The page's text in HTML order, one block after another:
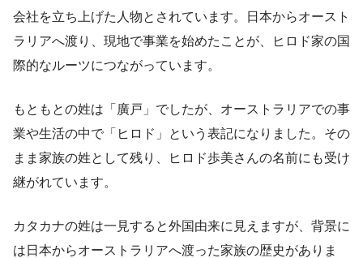
会社を立ち上げた人物とされています。日本からオースト
ラリアへ渡り、現地で事業を始めたことが、ヒロド家の国
際的なルーツにつながっています。
もともとの姓は「廣戸」でしたが、オーストラリアでの事
業や生活の中で「ヒロド」という表記になりました。その
まま家族の姓として残り、ヒロド歩美さんの名前にも受け
継がれています。
カタカナの姓は一見すると外国由来に見えますが、背景に
は日本からオーストラリアへ渡った家族の歴史がありま